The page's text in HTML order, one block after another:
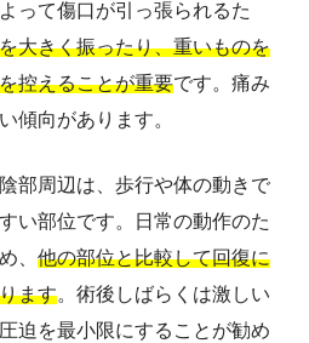
って傷口が引っ張られるた
大きく振ったり、重いものを
控えることが重要です。痛み
傾向があります。
部周辺は、歩行や体の動きで
い部位です。日常の動作のた
、 他の部位と比較して回復に
ます。術後しばらくは激しい
迫を最小限にすることが勧め